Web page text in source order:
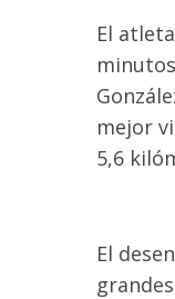
El
mejor
5,6
El